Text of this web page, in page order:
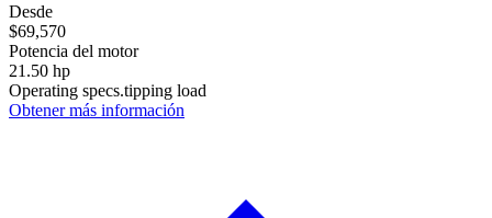
Desde
$69,570
Potencia del motor
21.50 hp
Operating specs.tipping load
Obtener más información